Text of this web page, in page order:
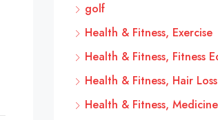
golf
Health & Fitness, Exercise
Health & Fitness, Fitness
Health & Fitness, Hair Loss
Health & Fitness, Medicine